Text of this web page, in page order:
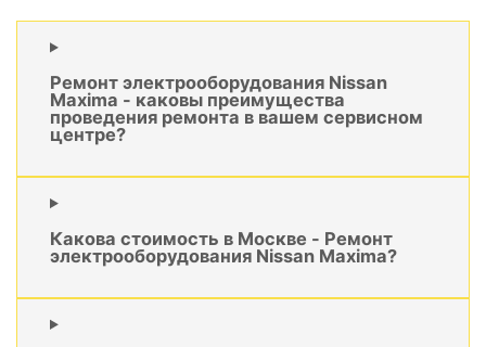
Ремонт электрооборудования Nissan
Maxima - каковы преимущества
проведения ремонта в вашем сервисном
центре?
Какова стоимость в Москве - Ремонт
электрооборудования Nissan Maxima?